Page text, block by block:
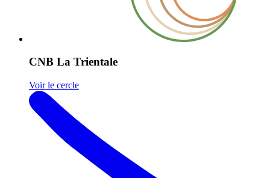
CNB La Trientale
Voir le cercle